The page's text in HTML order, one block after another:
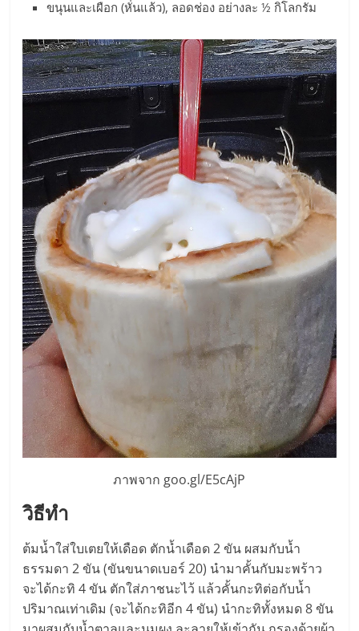
รน
ไชส์,
รวม
แฟ
รน
ไชส์
ขาย
แฟ
รน
ไชส์
แฟ
รน
ไชส์
ขาย
ขนุนและเผือก (หั่นแล้ว), ลอดช่อง อย่างละ ½ กิโลกรัม
ภาพจาก goo.gl/E5cAjP
วิธีทำ
ต้มน้ำใส่ใบเตยให้เดือด ตักน้ำเดือด 2 ขัน ผสมกับน้ำ
ธรรมดา 2 ขัน (ขันขนาดเบอร์ 20) นำมาคั้นกับมะพร้าว
จะได้กะทิ 4 ขัน ตักใส่ภาชนะไว้ แล้วคั้นกะทิต่อกับน้ำ
ปริมาณเท่าเดิม (จะได้กะทิอีก 4 ขัน) นำกะทิทั้งหมด 8 ขัน